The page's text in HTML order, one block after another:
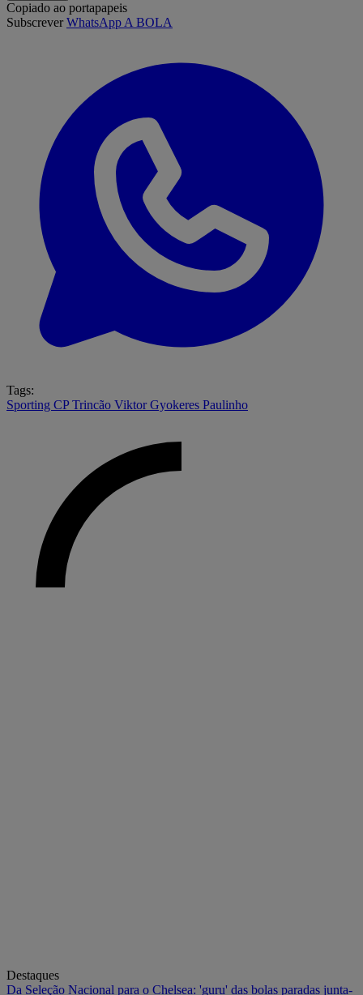
Copiado ao portapapeis
SubscreverWhatsApp A BOLA
Tags:
Sporting CPTrincão Viktor Gyokeres Paulinho
Destaques
Da Seleção Nacional para o Chelsea: 'guru' das bolas paradas junta-